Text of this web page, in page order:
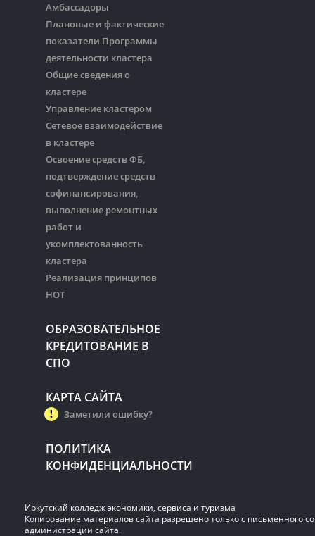
Амбассадоры
Плановые и фактические
показатели Программы
деятельности кластера
Общие сведения о
кластере
Управление кластером
Сетевое взаимодействие
в кластере
Освоение средств ФБ,
подтверждение средств
софинансирования,
выполнение ремонтных
работ и
укомплектованность
кластера
Реализация принципов
НОТ
ОБРАЗОВАТЕЛЬНОЕ
КРЕДИТОВАНИЕ В
СПО
КАРТА САЙТА
Заметили ошибку?
ПОЛИТИКА
КОНФИДЕНЦИАЛЬНОСТИ
Иркутский колледж экономики, сервиса и туризма
Копирование материалов сайта разрешено только с письменного
администрации сайта.